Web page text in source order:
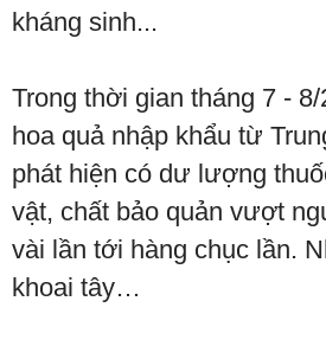
kháng sinh...
Trong thời gian tháng 7 -
hoa quả nhập khẩu từ
phát hiện có dư lượng
vật, chất bảo quản vượt
vài lần tới hàng chục lần.
khoai tây…